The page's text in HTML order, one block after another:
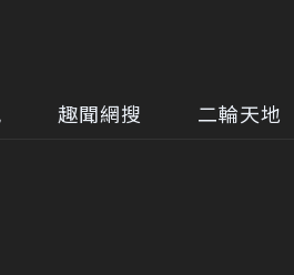
趣聞網搜 二輪天地